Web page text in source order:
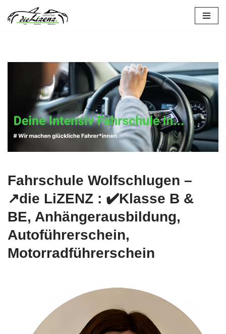
Fahrschule Wolfschlugen –
↗️die LiZENZ : ✔️Klasse B &
BE, Anhängerausbildung,
Autoführerschein,
Motorradführerschein